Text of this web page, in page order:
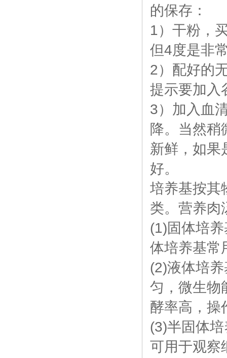
的保存：
1）干粉，
但4度是非
2）配好的
提示要加入
3）加入血
降。当然稍
新鲜，如果
好。
培养基按其
类。营养肉
(1)固体培
体培养基常
(2)液体培
匀，微生物
酵率高，操
(3)半固体
可用于观察